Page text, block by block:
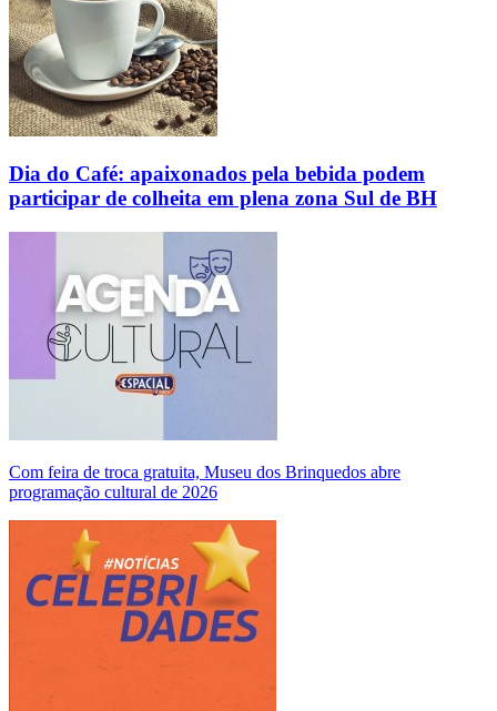
Dia do Café: apaixonados pela bebida podem
participar de colheita em plena zona Sul de BH
Com feira de troca gratuita, Museu dos Brinquedos abre
programação cultural de 2026